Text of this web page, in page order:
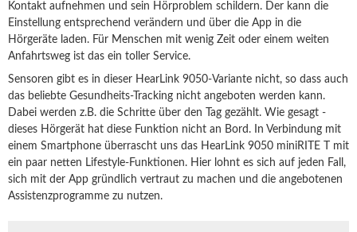
Kontakt aufnehmen und sein Hörproblem schildern. Der kann die
Einstellung entsprechend verändern und über die App in die
Hörgeräte laden. Für Menschen mit wenig Zeit oder einem weiten
Anfahrtsweg ist das ein toller Service.
Sensoren gibt es in dieser HearLink 9050-Variante nicht, so dass auch
das beliebte Gesundheits-Tracking nicht angeboten werden kann.
Dabei werden z.B. die Schritte über den Tag gezählt. Wie gesagt -
dieses Hörgerät hat diese Funktion nicht an Bord. In Verbindung mit
einem Smartphone überrascht uns das HearLink 9050 miniRITE T mit
ein paar netten Lifestyle-Funktionen. Hier lohnt es sich auf jeden Fall,
sich mit der App gründlich vertraut zu machen und die angebotenen
Assistenzprogramme zu nutzen.